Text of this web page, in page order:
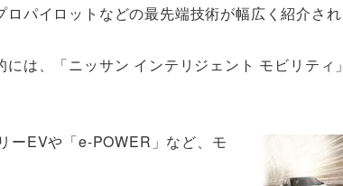
ロパイロットなどの最先端技術が幅広く紹介され
には、「ニッサン インテリジェント モビリティ
ーEVや「e-POWER」など、モ